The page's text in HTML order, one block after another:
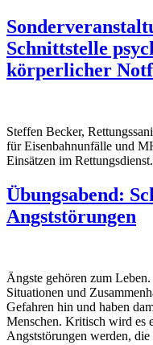
Schnittstelle
körperlicher
Steffen Becker,
für Eisenbahnunfälle und
Einsätzen im Rettungsdienst.
Übungsabend:
Angststörungen
Ängste gehören zum
Situationen und
Gefahren hin und haben
Menschen. Kritisch wird es
Angststörungen werden,